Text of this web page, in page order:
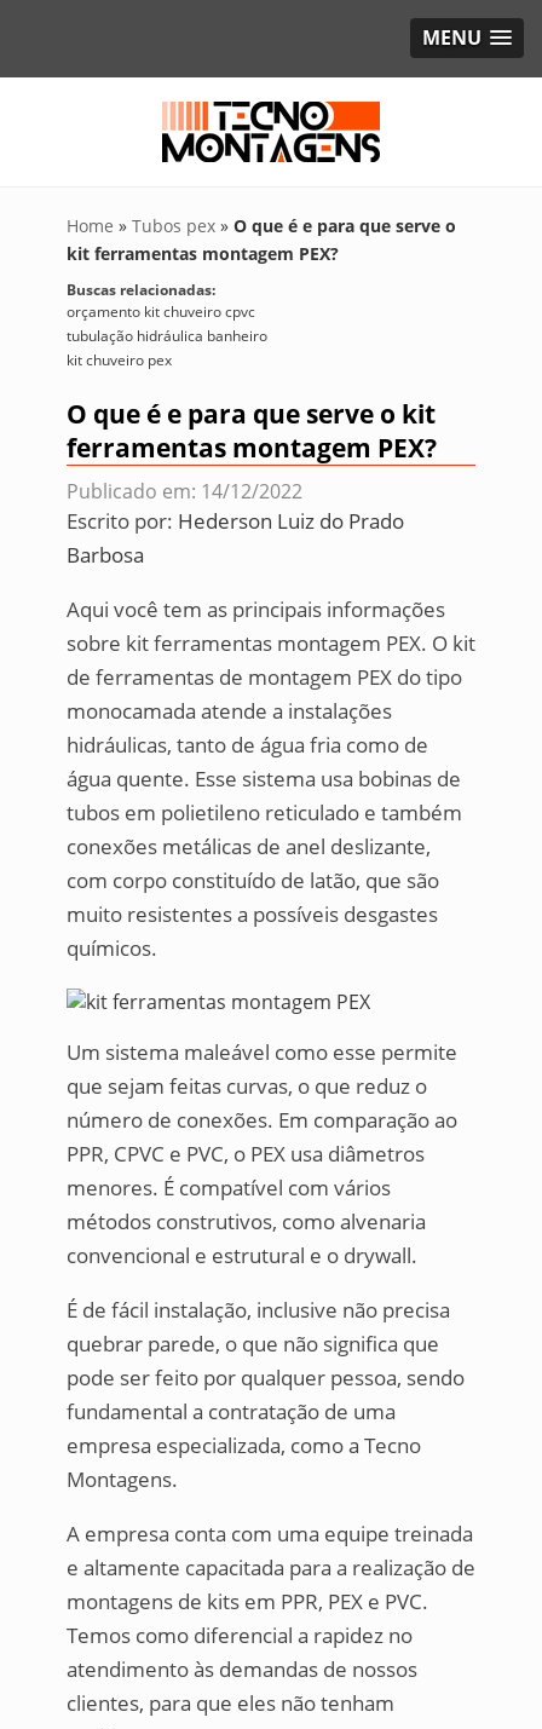
MENU
Home » Tubos pex » O que é e para que serve o
kit ferramentas montagem PEX?
Buscas relacionadas:
orçamento kit chuveiro cpvc
tubulação hidráulica banheiro
kit chuveiro pex
O que é e para que serve o kit
ferramentas montagem PEX?
Publicado em: 14/12/2022
Escrito por: Hederson Luiz do Prado
Barbosa
Aqui você tem as principais informações
sobre kit ferramentas montagem PEX. O kit
de ferramentas de montagem PEX do tipo
monocamada atende a instalações
hidráulicas, tanto de água fria como de
água quente. Esse sistema usa bobinas de
tubos em polietileno reticulado e também
conexões metálicas de anel deslizante,
com corpo constituído de latão, que são
muito resistentes a possíveis desgastes
químicos.
Um sistema maleável como esse permite
que sejam feitas curvas, o que reduz o
número de conexões. Em comparação ao
PPR, CPVC e PVC, o PEX usa diâmetros
menores. É compatível com vários
métodos construtivos, como alvenaria
convencional e estrutural e o drywall.
É de fácil instalação, inclusive não precisa
quebrar parede, o que não significa que
pode ser feito por qualquer pessoa, sendo
fundamental a contratação de uma
empresa especializada, como a Tecno
Montagens.
A empresa conta com uma equipe treinada
e altamente capacitada para a realização de
montagens de kits em PPR, PEX e PVC.
Temos como diferencial a rapidez no
atendimento às demandas de nossos
clientes, para que eles não tenham